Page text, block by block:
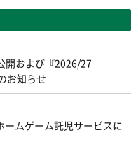
開および『2026/27
お知らせ
ムゲーム託児サービスに